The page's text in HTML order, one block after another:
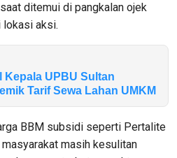
saat ditemui di pangkalan ojek
lokasi aksi.
Kepala UPBU Sultan
Tarif Sewa Lahan UMKM
BBM subsidi seperti Pertalite
masih kesulitan